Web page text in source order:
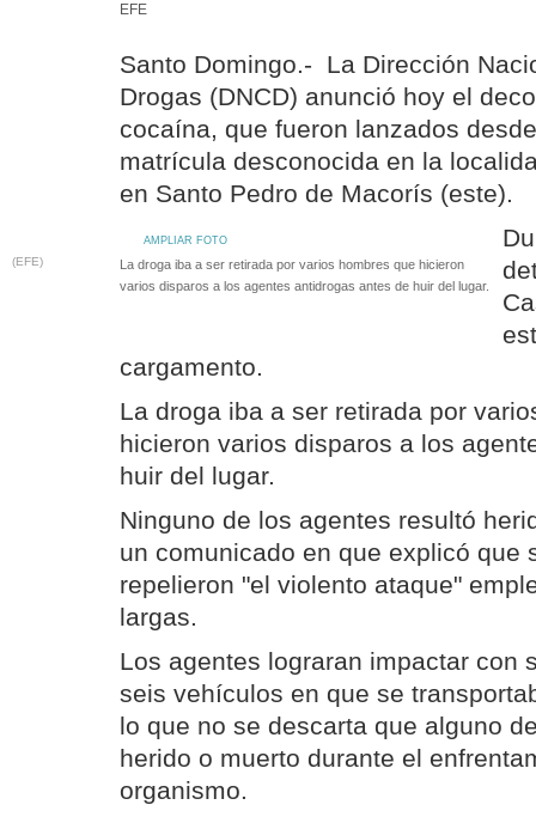
EFE
Santo Domingo.- La Dirección
Drogas (DNCD) anunció hoy el
cocaína, que fueron lanzados
matrícula desconocida en la
en Santo Pedro de Macorís (este).
AMPLIAR FOTO
(EFE)
La droga iba a ser retirada por varios hombres que hicieron
varios disparos a los agentes antidrogas antes de huir del lugar.
cargamento.
La droga iba a ser retirada por
hicieron varios disparos a los
huir del lugar.
Ninguno de los agentes resultó
un comunicado en que explicó que
repelieron "el violento ataque"
largas.
Los agentes lograran impactar con
seis vehículos en que se
lo que no se descarta que alguno
herido o muerto durante el
organismo.